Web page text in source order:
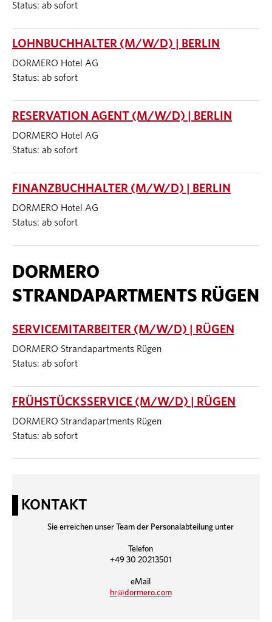
Status: ab sofort
LOHNBUCHHALTER (M/W/D) | BERLIN
DORMERO Hotel AG
Status: ab sofort
RESERVATION AGENT (M/W/D) | BERLIN
DORMERO Hotel AG
Status: ab sofort
FINANZBUCHHALTER (M/W/D) | BERLIN
DORMERO Hotel AG
Status: ab sofort
DORMERO
STRANDAPARTMENTS RÜGEN
SERVICEMITARBEITER (M/W/D) | RÜGEN
DORMERO Strandapartments Rügen
Status: ab sofort
FRÜHSTÜCKSSERVICE (M/W/D) | RÜGEN
DORMERO Strandapartments Rügen
Status: ab sofort
KONTAKT
Sie erreichen unser Team der Personalabteilung unter
Telefon
+49 30 20213501
eMail
hr@dormero.com